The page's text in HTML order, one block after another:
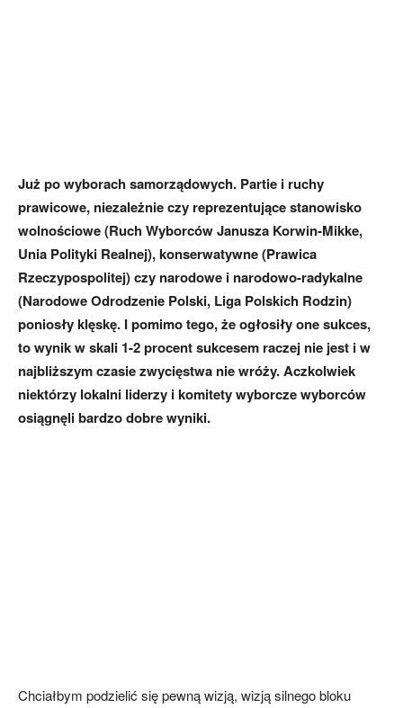
Już po wyborach samorządowych. Partie i ruchy
prawicowe, niezależnie czy reprezentujące stanowisko
wolnościowe (Ruch Wyborców Janusza Korwin-Mikke,
Unia Polityki Realnej), konserwatywne (Prawica
Rzeczypospolitej) czy narodowe i narodowo-radykalne
(Narodowe Odrodzenie Polski, Liga Polskich Rodzin)
poniosły klęskę. I pomimo tego, że ogłosiły one sukces,
to wynik w skali 1-2 procent sukcesem raczej nie jest i w
najbliższym czasie zwycięstwa nie wróży. Aczkolwiek
niektórzy lokalni liderzy i komitety wyborcze wyborców
osiągnęli bardzo dobre wyniki.
Chciałbym podzielić się pewną wizją, wizją silnego bloku